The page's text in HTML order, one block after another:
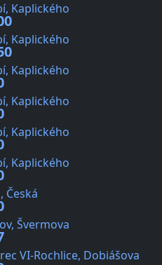
Kaplického
Kaplického
Kaplického
Kaplického
Kaplického
Kaplického
Česká
Švermova
VI-Rochlice, Dobiášova